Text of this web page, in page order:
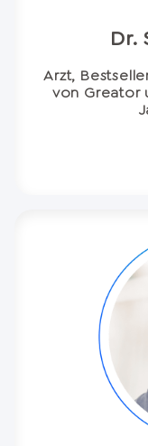
Dr.
Arzt,
von Greator